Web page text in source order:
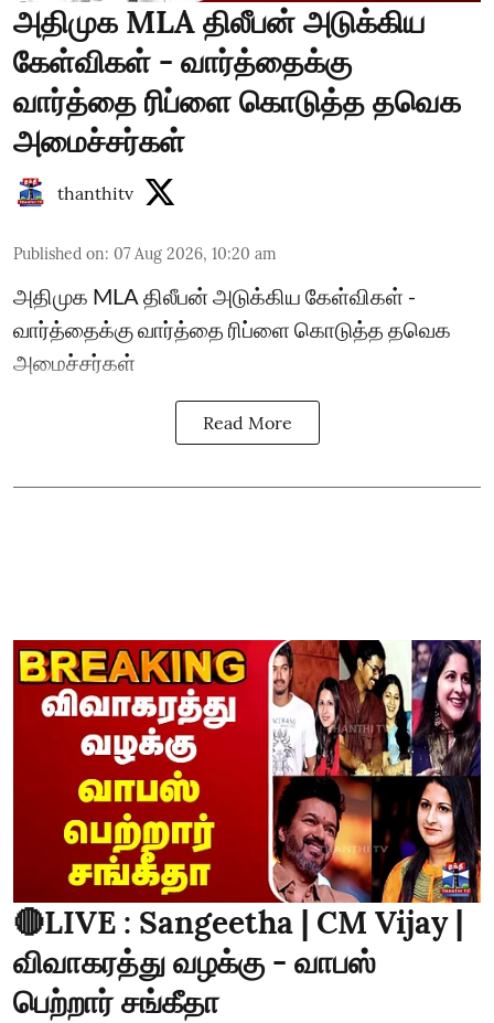
அதிமுக MLA திலீபன் அடுக்கிய
கேள்விகள் - வார்த்தைக்கு
வார்த்தை ரிப்ளை கொடுத்த தவெக
அமைச்சர்கள்
thanthitv
Published on: 07 Aug 2026, 10:20 am
அதிமுக MLA திலீபன் அடுக்கிய கேள்விகள் -
வார்த்தைக்கு வார்த்தை ரிப்ளை கொடுத்த தவெக
அமைச்சர்கள்
Read More
🔴LIVE : Sangeetha | CM Vijay |
விவாகரத்து வழக்கு - வாபஸ்
பெற்றார் சங்கீதா